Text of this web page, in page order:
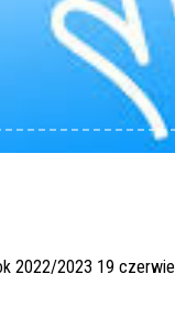
2022/2023 19